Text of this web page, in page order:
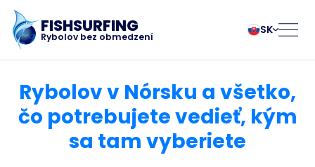
FISHSURFING
Rybolov bez obmedzení
SK
български
Čeština
Dansk
Deutsch
English
Norsk
Polski
Português
Românesc
Domovská stránka
Rybolov v Nórsku a všetko,
čo potrebujete vedieť, kým
sa tam vyberiete